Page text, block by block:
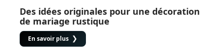
Des idées originales pour une décoration
de mariage rustique
En savoir plus